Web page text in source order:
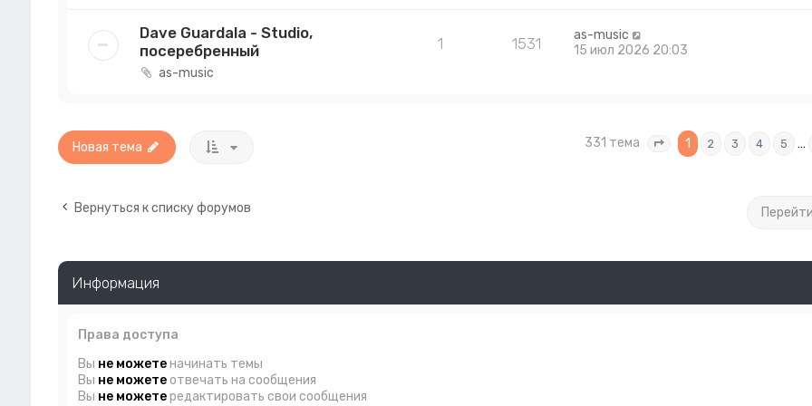
Dave Guardala - Studio,
посеребренный
as-music
1 1531
as-music
15 июл 2026 20:03
Новая тема 331 тема Страница 1из 14
1 2 3 4 5 …
Вернуться к списку форумов Перейти
Информация
Права доступа
Вы не можетеначинать темы
Вы не можетеотвечать на сообщения
Вы не можетередактировать свои сообщения